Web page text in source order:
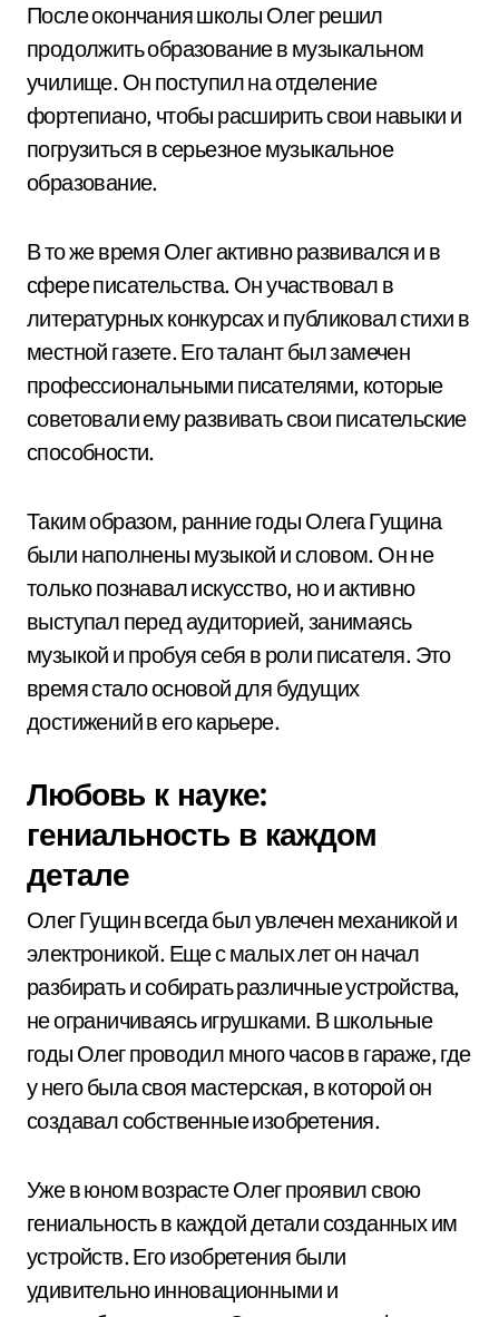
После окончания школы Олег решил
продолжить образование в музыкальном
училище. Он поступил на отделение
фортепиано, чтобы расширить свои навыки и
погрузиться в серьезное музыкальное
образование.
В то же время Олег активно развивался и в
сфере писательства. Он участвовал в
литературных конкурсах и публиковал стихи в
местной газете. Его талант был замечен
профессиональными писателями, которые
советовали ему развивать свои писательские
способности.
Таким образом, ранние годы Олега Гущина
были наполнены музыкой и словом. Он не
только познавал искусство, но и активно
выступал перед аудиторией, занимаясь
музыкой и пробуя себя в роли писателя. Это
время стало основой для будущих
достижений в его карьере.
Любовь к науке:
гениальность в каждом
детале
Олег Гущин всегда был увлечен механикой и
электроникой. Еще с малых лет он начал
разбирать и собирать различные устройства,
не ограничиваясь игрушками. В школьные
годы Олег проводил много часов в гараже, где
у него была своя мастерская, в которой он
создавал собственные изобретения.
Уже в юном возрасте Олег проявил свою
гениальность в каждой детали созданных им
устройств. Его изобретения были
удивительно инновационными и